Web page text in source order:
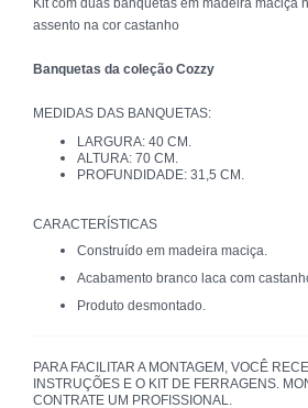
assento na cor castanho
Banquetas da coleção Cozzy
MEDIDAS DAS BANQUETAS:
LARGURA: 40 CM.
ALTURA: 70 CM.
PROFUNDIDADE: 31,5 CM.
CARACTERÍSTICAS
Construído em madeira maciça.
Acabamento branco laca com
Produto desmontado.
PARA FACILITAR A MONTAGEM, VOCÊ
INSTRUÇÕES E O KIT DE FERRAGENS.
CONTRATE UM PROFISSIONAL.